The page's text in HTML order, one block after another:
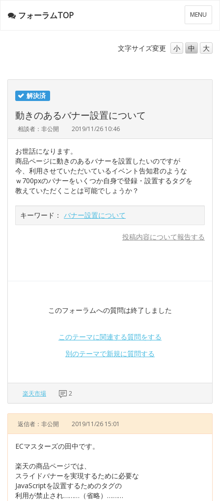
メ
ニ
ー
MENU
フォーラムTOP
文字サイズ変更 小 中 大
解決済
動きのあるバナー設置について
相談者：非公開 2019/11/26 10:46
お世話になります。
商品ページに動きのあるバナーを設置したいのですが
今、利用させていただいているイベント告知君のような
ｗ700pxのバナーをいくつか自身で登録・設置するタグを
教えていただくことは可能でしょうか？
キーワード： バナー設置について
投稿内容について報告する
このフォーラムへの質問は終了しました
このテーマに関連する質問をする
別のテーマで新規に質問する
楽天市場 2
返信者：非公開 2019/11/26 15:01
ECマスターズの田中です。
楽天の商品ページでは、
スライドバナーを実現するために必要な
JavaScriptを設置するためのタグの
利用が禁止され………（省略）………